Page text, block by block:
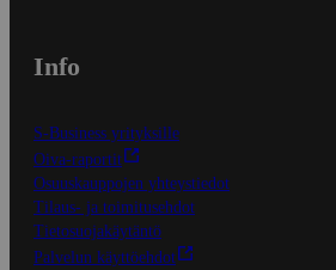
Info
S-Business yrityksille
Oiva-raportit
Osuuskauppojen yhteystiedot
Tilaus- ja toimitusehdot
Tietosuojakäytäntö
Palvelun käyttöehdot